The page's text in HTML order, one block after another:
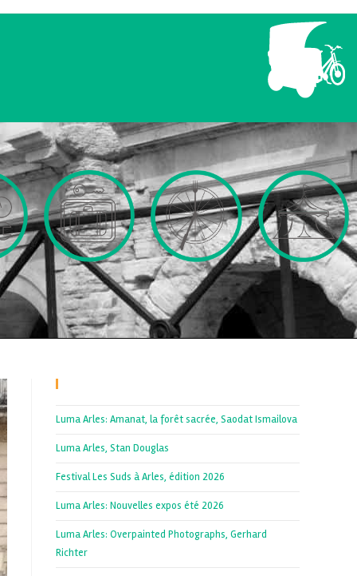
Luma Arles: Amanat, la forêt sacrée, Saodat Ismailova
Luma Arles, Stan Douglas
Festival Les Suds à Arles, édition 2026
Luma Arles: Nouvelles expos été 2026
Luma Arles: Overpainted Photographs, Gerhard
Richter